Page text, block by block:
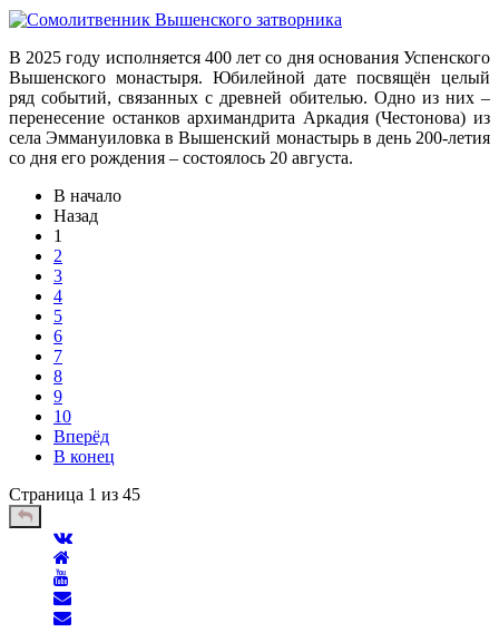
В 2025 году исполняется 400 лет со дня основания Успенского
Вышенского монастыря. Юбилейной дате посвящён целый
ряд событий, связанных с древней обителью. Одно из них –
перенесение останков архимандрита Аркадия (Честонова) из
села Эммануиловка в Вышенский монастырь в день 200-летия
со дня его рождения – состоялось 20 августа.
В начало
Назад
1
2
3
4
5
6
7
8
9
10
Вперёд
В конец
Страница 1 из 45